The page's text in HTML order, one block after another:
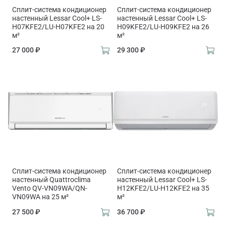
Сплит-система кондиционер
настенный Lessar Cool+ LS-
H07KFE2/LU-H07KFE2 на 20
м²
27 000 ₽
Сплит-система кондиционер
настенный Lessar Cool+ LS-
H09KFE2/LU-H09KFE2 на 26
м²
29 300 ₽
Сплит-система кондиционер
настенный Quattroclima
Vento QV-VN09WA/QN-
VN09WA на 25 м²
27 500 ₽
Сплит-система кондиционер
настенный Lessar Cool+ LS-
H12KFE2/LU-H12KFE2 на 35
м²
36 700 ₽